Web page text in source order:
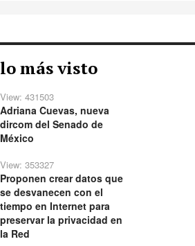
lo más visto
View: 431503
Adriana Cuevas, nueva
dircom del Senado de
México
View: 353327
Proponen crear datos que
se desvanecen con el
tiempo en Internet para
preservar la privacidad en
la Red